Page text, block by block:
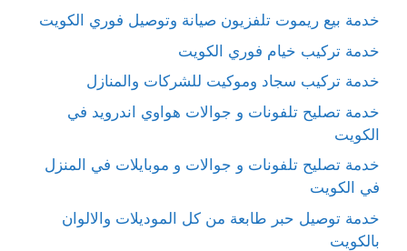
خدمة بيع ريموت تلفزيون صيانة وتوصيل فوري الكويت
خدمة تركيب خيام فوري الكويت
خدمة تركيب سجاد وموكيت للشركات والمنازل
خدمة تصليح تلفونات و جوالات هواوي اندرويد في
الكويت
خدمة تصليح تلفونات و جوالات و موبايلات في المنزل
في الكويت
خدمة توصيل حبر طابعة من كل الموديلات والالوان
بالكويت